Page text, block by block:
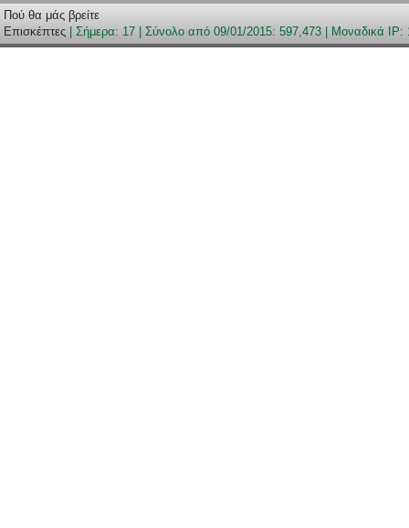
Πού θα μάς βρείτε
Επισκέπτες | Σήμερα: 17 | Σύνολο από 09/01/2015: 597,473 | Μοναδικά IP: